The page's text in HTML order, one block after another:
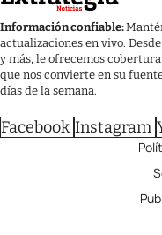
Información confiable:
actualizaciones en vivo.
y más, le ofrecemos
que nos convierte en su
días de la semana.
Facebook Instagram